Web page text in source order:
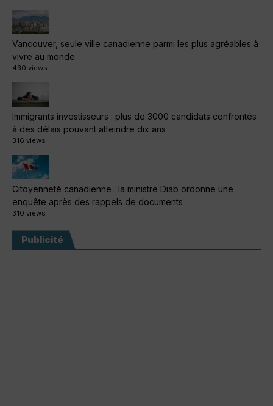
Vancouver, seule ville canadienne parmi les plus agréables à
vivre au monde
430 views
Immigrants investisseurs : plus de 3000 candidats confrontés
à des délais pouvant atteindre dix ans
316 views
Citoyenneté canadienne : la ministre Diab ordonne une
enquête après des rappels de documents
310 views
Publicité